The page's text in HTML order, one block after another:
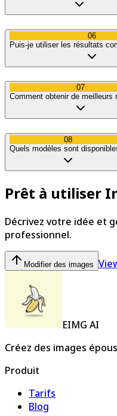
06
Puis-je utiliser les résultats
07
Comment obtenir de meilleurs
08
Quels modèles sont
Prêt à utiliser
Décrivez votre idée et
professionnel.
Modifier des images
EIMG AI
Créez des images
Produit
Tarifs
Blog